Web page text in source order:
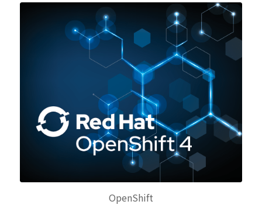
OpenShift